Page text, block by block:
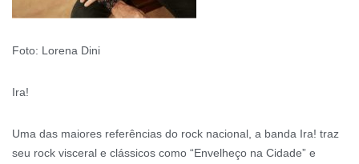
Foto: Lorena Dini
Ira!
Uma das maiores referências do rock nacional, a banda Ira! traz
seu rock visceral e clássicos como “Envelheço na Cidade” e